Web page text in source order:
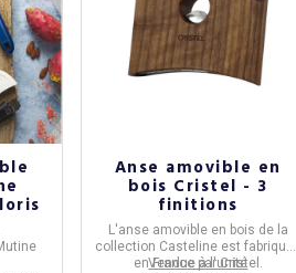
Anse amovible en
bois Cristel - 3
finitions
L'anse amovible en bois de la
collection Castelineest fabriquée
enFranceparCristel .
Vendue à l'unité